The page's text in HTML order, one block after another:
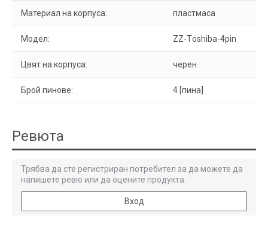
Материал на корпуса: пластмаса
Модел: ZZ-Тoshiba-4pin
Цвят на корпуса: черен
Брой пинове: 4 [пина]
Ревюта
Трябва да сте регистриран потребител за да можете да
напишете ревю или да оцените продукта.
Вход